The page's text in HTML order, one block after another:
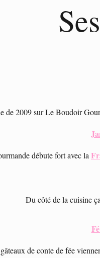
de 2009 sur Le Boudoir
débute fort avec la
Du côté de la cuisine
de conte de fée